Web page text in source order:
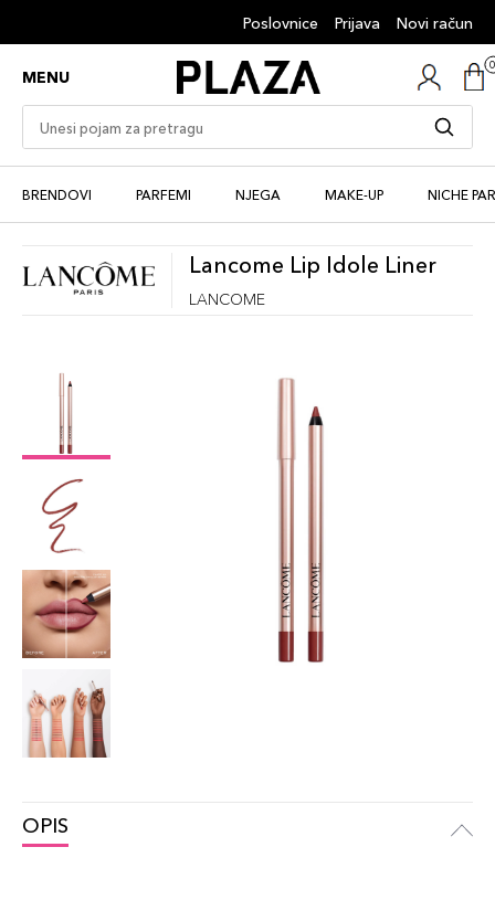
Poslovnice Prijava Novi račun
MENU
BRENDOVI PARFEMI NJEGA MAKE-UP NICHE
Lancome Lip Idole Liner
LANCOME
OPIS